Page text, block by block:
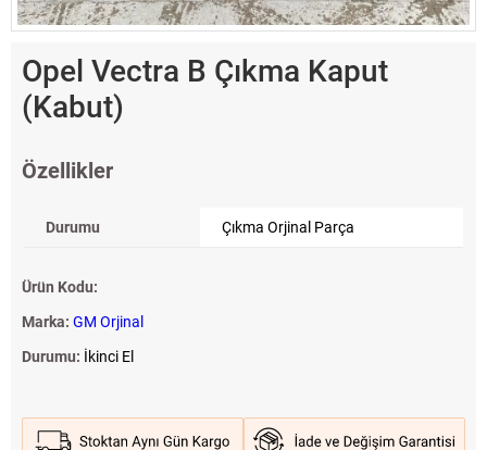
Opel Vectra B Çıkma Kaput
(Kabut)
Özellikler
Durumu Çıkma Orjinal Parça
Ürün Kodu:
Marka: GM Orjinal
Durumu: İkinci El